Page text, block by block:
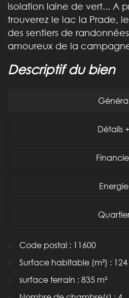
isolation laine de vert... A
trouverez le lac la Prade,
des sentiers de
amoureux de la
descriptif du bien
Détails +
Energie
Code postal : 11600
Surface habitable (m²) : 124
surface terrain : 835 m²